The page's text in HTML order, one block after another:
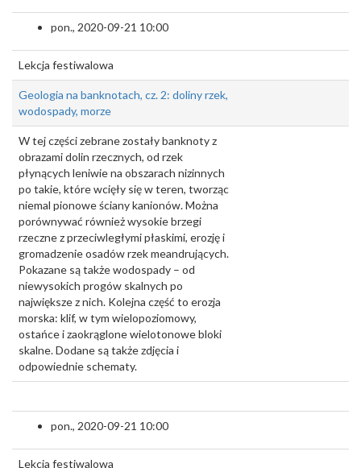
pon., 2020-09-21 10:00
Lekcja festiwalowa
Geologia na banknotach, cz. 2: doliny rzek,
wodospady, morze
W tej części zebrane zostały banknoty z
obrazami dolin rzecznych, od rzek
płynących leniwie na obszarach nizinnych
po takie, które wcięły się w teren, tworząc
niemal pionowe ściany kanionów. Można
porównywać również wysokie brzegi
rzeczne z przeciwległymi płaskimi, erozję i
gromadzenie osadów rzek meandrujących.
Pokazane są także wodospady – od
niewysokich progów skalnych po
największe z nich. Kolejna część to erozja
morska: klif, w tym wielopoziomowy,
ostańce i zaokrąglone wielotonowe bloki
skalne. Dodane są także zdjęcia i
odpowiednie schematy.
pon., 2020-09-21 10:00
Lekcja festiwalowa